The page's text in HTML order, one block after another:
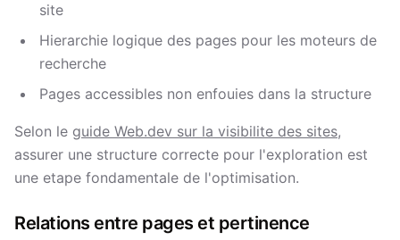
site
Hierarchie logique des pages pour les moteurs de
recherche
Pages accessibles non enfouies dans la structure
Selon le guide Web.dev sur la visibilite des sites,
assurer une structure correcte pour l'exploration est
une etape fondamentale de l'optimisation.
Relations entre pages et pertinence